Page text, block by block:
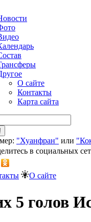
О сайте
Контакты
Карта сайта
"Хуанфран" или
в социальных
О сайте
5 голов